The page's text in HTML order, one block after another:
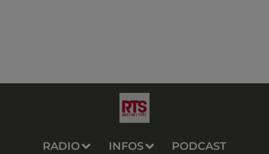
RADIO INFOS PODCAST